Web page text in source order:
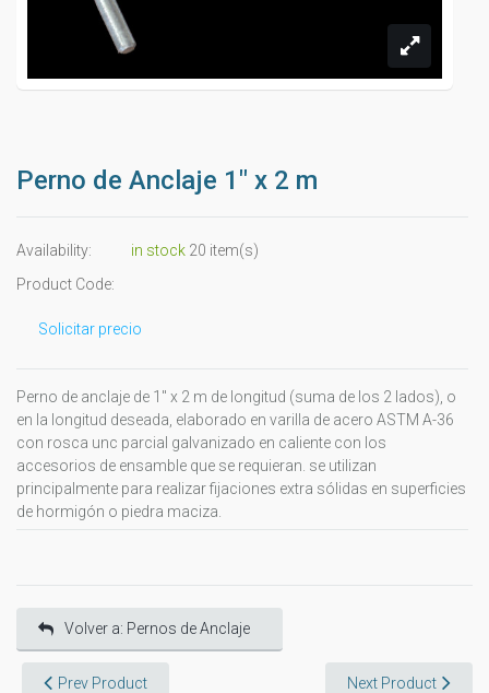
Perno de Anclaje 1" x 2 m
Availability: in stock 20 item(s)
Product Code:
Solicitar precio
Perno de anclaje de 1" x 2 m de longitud (suma de los 2 lados), o
en la longitud deseada, elaborado en varilla de acero ASTM A-36
con rosca unc parcial galvanizado en caliente con los
accesorios de ensamble que se requieran. se utilizan
principalmente para realizar fijaciones extra sólidas en superficies
de hormigón o piedra maciza.
Volver a: Pernos de Anclaje
Prev Product Next Product